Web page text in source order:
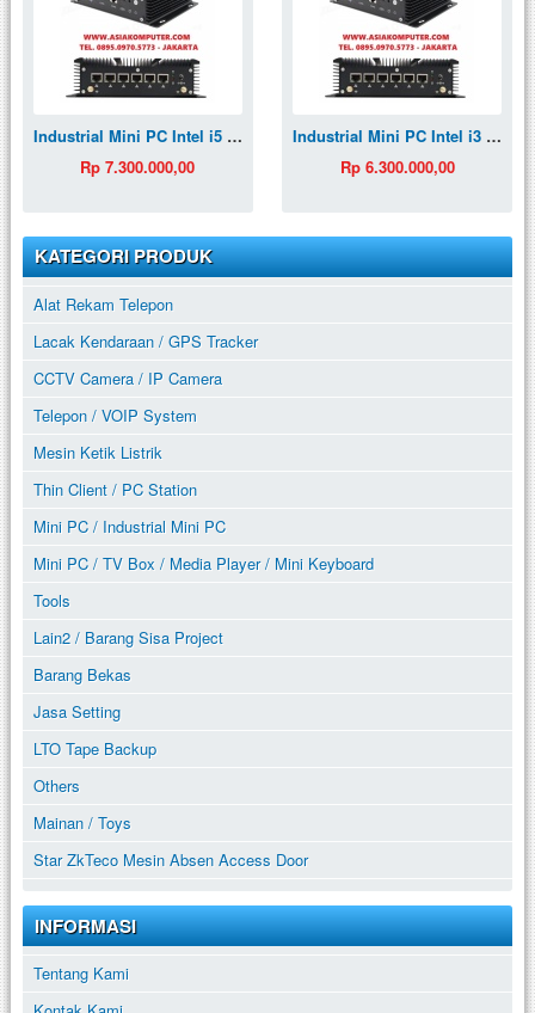
Industrial Mini PC Intel i5 6 LAN UTM Router Firewall Pfsense
Rp 7.300.000,00
Industrial Mini PC Intel i3 6 LAN UTM Router Firewall Pfsense
Rp 6.300.000,00
KATEGORI PRODUK
Alat Rekam Telepon
Lacak Kendaraan / GPS Tracker
CCTV Camera / IP Camera
Telepon / VOIP System
Mesin Ketik Listrik
Thin Client / PC Station
Mini PC / Industrial Mini PC
Mini PC / TV Box / Media Player / Mini Keyboard
Tools
Lain2 / Barang Sisa Project
Barang Bekas
Jasa Setting
LTO Tape Backup
Others
Mainan / Toys
Star ZkTeco Mesin Absen Access Door
INFORMASI
Tentang Kami